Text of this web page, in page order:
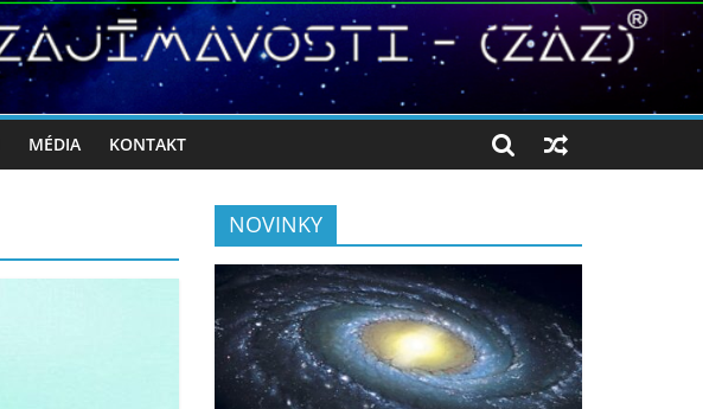
MÉDIA KONTAKT
NOVINKY